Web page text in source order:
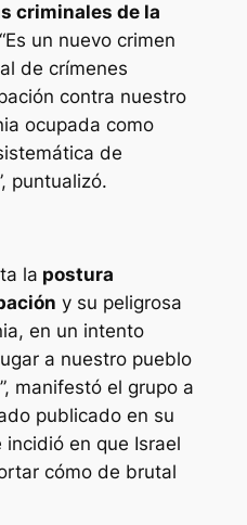
criminales de la
“Es un nuevo crimen
de crímenes
contra nuestro
ocupada como
de
puntualizó.
la postura
y su peligrosa
en un intento
a nuestro pueblo
manifestó el grupo a
publicado en su
en que Israel
cómo de brutal